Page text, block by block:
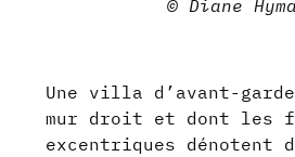
© Diane
Une villa d’avant-
mur droit et dont les
excentriques dénotent